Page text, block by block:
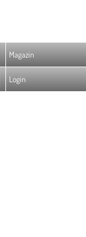
Magazin
Login